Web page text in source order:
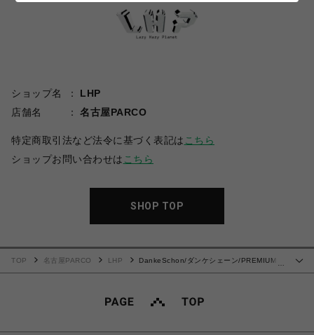
ショップ名
LHP
店舗名
名古屋PARCO
特定商取引法など法令に基づく表記は こちら
ショップお問い合わせは こちら
SHOP TOP
…
TOP 名古屋PARCO LHP
DankeSchon/ダンケシェーン/PREMIUM